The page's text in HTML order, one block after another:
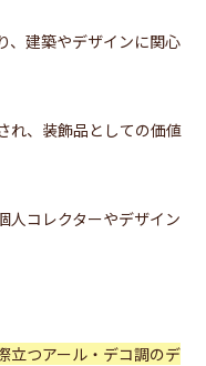
、建築やデザインに関心
れ、装飾品としての価値
人コレクターやデザイン
立つアール・デコ調のデ